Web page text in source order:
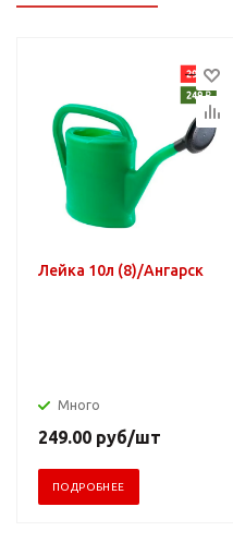
Лейка 10л (8)/Ангарск
Много
249.00 руб/шт
ПОДРОБНЕЕ